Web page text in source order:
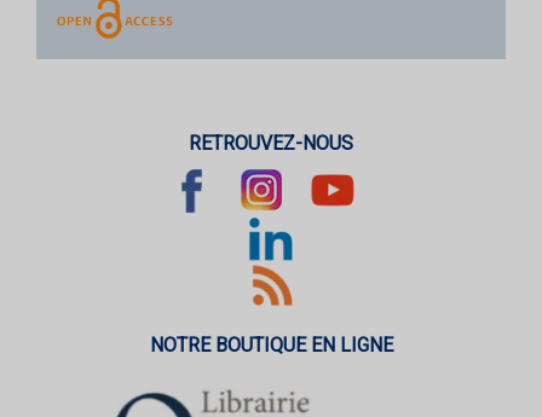
RETROUVEZ-NOUS
NOTRE BOUTIQUE EN LIGNE